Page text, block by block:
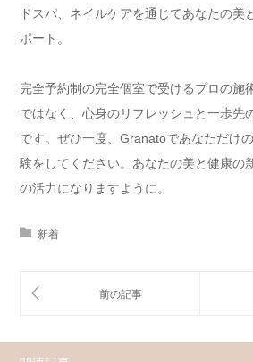
ドスパ、ネイルケアを通じてあなたの美
ポート。
完全予約制の完全個室で受けるプロの施
ではなく、心身のリフレッシュと一歩先
です。ぜひ一度、Granatoであなただけ
験をしてください。あなたの美と健康の
の活力になりますように。
新着